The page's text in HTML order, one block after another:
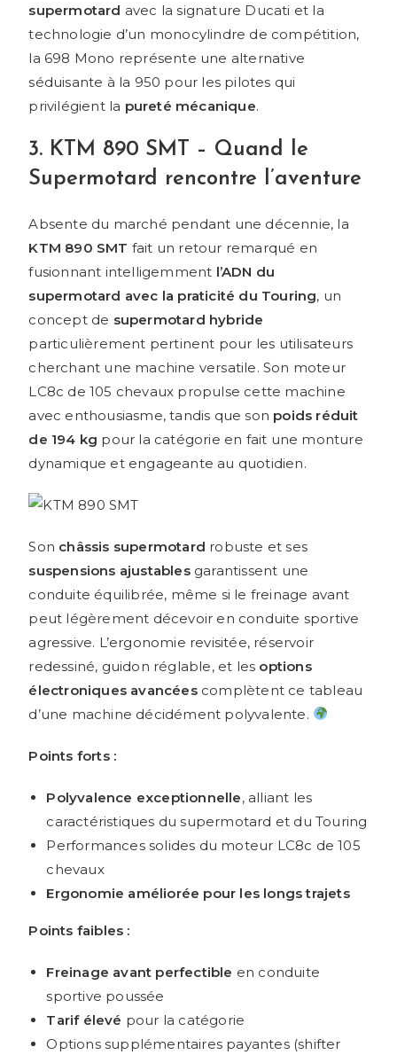
supermotard avec la signature Ducati et la
technologie d’un monocylindre de compétition,
la 698 Mono représente une alternative
séduisante à la 950 pour les pilotes qui
privilégient la pureté mécanique.
3. KTM 890 SMT – Quand le
Supermotard rencontre l’aventure
Absente du marché pendant une décennie, la
KTM 890 SMT fait un retour remarqué en
fusionnant intelligemment l’ADN du
supermotard avec la praticité du Touring, un
concept de supermotard hybride
particulièrement pertinent pour les utilisateurs
cherchant une machine versatile. Son moteur
LC8c de 105 chevaux propulse cette machine
avec enthousiasme, tandis que son poids réduit
de 194 kg pour la catégorie en fait une monture
dynamique et engageante au quotidien.
Son châssis supermotard robuste et ses
suspensions ajustablesgarantissent une
conduite équilibrée, même si le freinage avant
peut légèrement décevoir en conduite sportive
agressive. L’ergonomie revisitée, réservoir
redessiné, guidon réglable, et les options
électroniques avancéescomplètent ce tableau
d’une machine décidément polyvalente.
Points forts :
Polyvalence exceptionnelle, alliant les
caractéristiques du supermotard et du Touring
Performances solides du moteur LC8c de 105
chevaux
Ergonomie améliorée pour les longs trajets
Points faibles :
Freinage avant perfectible en conduite
sportive poussée
Tarif élevé pour la catégorie
Options supplémentaires payantes (shifter